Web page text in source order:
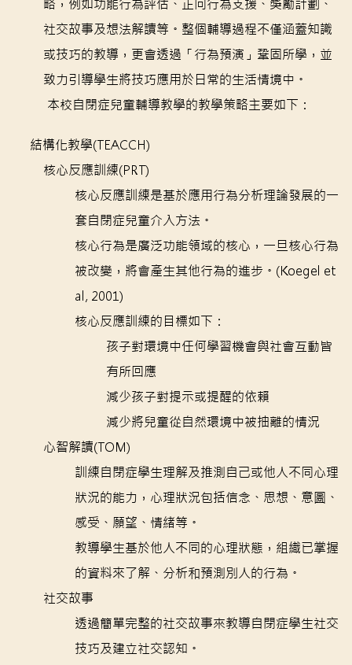
略，例如功能行為評估、正向行為支援、獎勵計劃、
社交故事及想法解讀等。整個輔導過程不僅涵蓋知識
或技巧的教導，更會透過「行為預演」鞏固所學，並
致力引導學生將技巧應用於日常的生活情境中。
本校自閉症兒童輔導教學的教學策略主要如下：
結構化教學(TEACCH)
核心反應訓練(PRT)
核心反應訓練是基於應用行為分析理論發展的一
套自閉症兒童介入方法。
核心行為是廣泛功能領域的核心，一旦核心行為
被改變，將會產生其他行為的進步。(Koegel et
al, 2001)
核心反應訓練的目標如下：
孩子對環境中任何學習機會與社會互動皆
有所回應
減少孩子對提示或提醒的依賴
減少將兒童從自然環境中被抽離的情況
心智解讀(TOM)
訓練自閉症學生理解及推測自己或他人不同心理
狀況的能力，心理狀況包括信念、思想、意圖、
感受、願望、情緒等。
教導學生基於他人不同的心理狀態，組織已掌握
的資料來了解、分析和預測別人的行為。
社交故事
透過簡單完整的社交故事來教導自閉症學生社交
技巧及建立社交認知。